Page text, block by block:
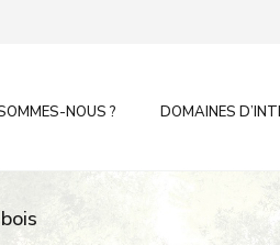
NOUS ? DOMAINES